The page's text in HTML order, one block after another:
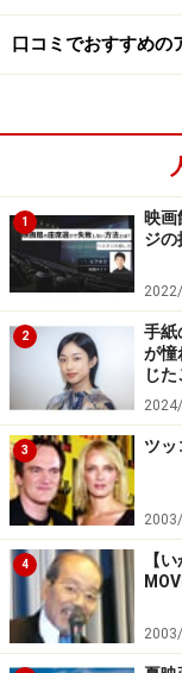
それでも、結婚
きた別荘で、テ
が、話を聞いた
犯されて出来た
られ人生に追い
堕ちて行く…どん
い転落の人生。
への愛はいった
・1979年／フラ
・上映時間：
・監督：ロマン・
カラダの相
『ラストタ
口コミでおすすめの
1
映画
ジの
2
手紙
が憧
じた
3 ツッ
4
【